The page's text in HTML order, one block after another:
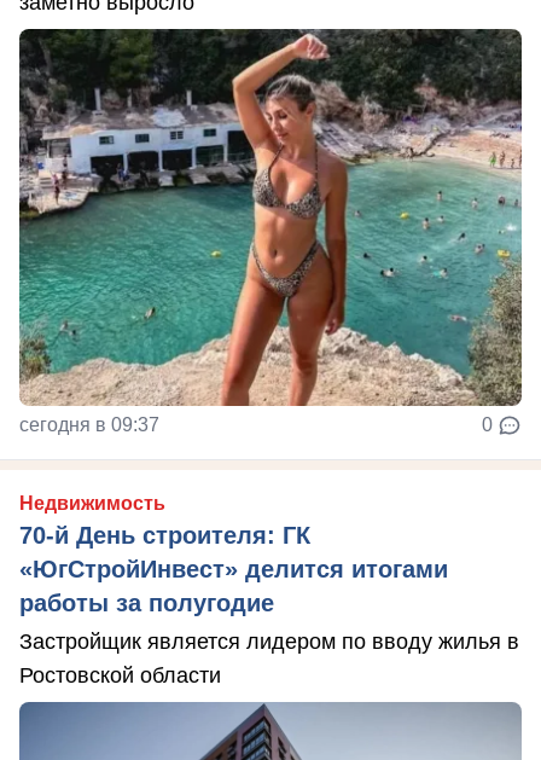
сегодня в 09:37 0
Недвижимость
70-й День строителя: ГК
«ЮгСтройИнвест» делится итогами
работы за полугодие
Застройщик является лидером по вводу жилья в
Ростовской области